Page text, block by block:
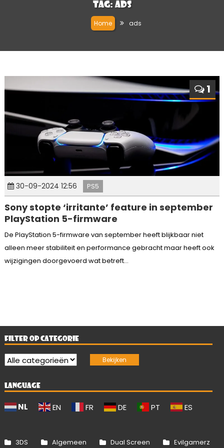
Tag: ads
Home ads
1
30-09-2024 12:56 PS5
Sony stopte ‘irritante’ feature in september
PlayStation 5-firmware
De PlayStation 5-firmware van september heeft blijkbaar niet
alleen meer stabiliteit en performance gebracht maar heeft ook
wijzigingen doorgevoerd wat betreft...
FILTER OP CATEGORIE
LANGUAGE
NL EN FR DE PT ES
3DS Algemeen Dual Screen Evilgamerz